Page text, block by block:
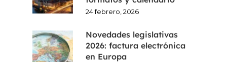
24 febrero, 2026
Novedades legislativas
2026: factura electrónica
en Europa